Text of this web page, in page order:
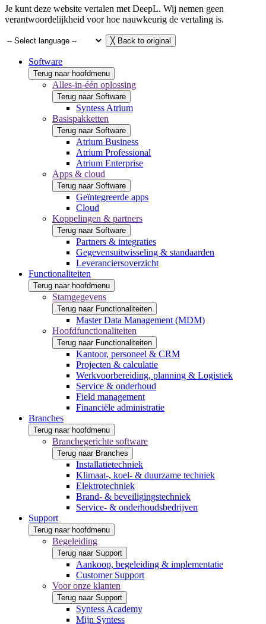
Je kunt deze website vertalen met DeepL. Wij nemen geen
verantwoordelijkheid voor hoe nauwkeurig de vertaling is.
╳ Back to original
Software
Terug naar hoofdmenu
Alles-in-één oplossing
Terug naar Software
Syntess Atrium
Basispakketten
Terug naar Software
Atrium Business
Atrium Professional
Atrium Enterprise
Apps & cloud
Terug naar Software
Geïntegreerde apps
Cloud
Koppelingen & partners
Terug naar Software
Partners & integraties
Gegevensuitwisseling & standaarden
Leveranciersoverzicht
Functionaliteiten
Terug naar hoofdmenu
Stamgegevens
Terug naar Functionaliteiten
Master Data Management (MDM)
Hoofdfunctionaliteiten
Terug naar Functionaliteiten
Kantoor, personeel & CRM
Projecten & calculatie
Werkvoorbereiding, planning & Logistiek
Service & onderhoud
Field management
Financiële administratie
Branches
Terug naar hoofdmenu
Branchegerichte software
Terug naar Branches
Installatietechniek
Klimaat-, koel- & duurzame techniek
Elektrotechniek
Brand- & beveiligingstechniek
Service- & onderhoudsbedrijven
Support
Terug naar hoofdmenu
Begeleiding
Terug naar Support
Aankoop, begeleiding & implementatie
Customer Support
Voor onze klanten
Terug naar Support
Syntess Academy
Mijn Syntess